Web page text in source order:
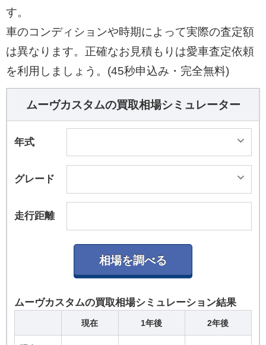
す。
車のコンディションや時期によって実際の査定額
は異なります。正確なお見積もりは愛車査定依頼
を利用しましょう。(45秒申込み・完全無料)
ムーヴカスタムの買取相場シミュレーター
年式
グレード
走行距離
ムーヴカスタムの買取相場シミュレーション結果
現在 1年後 2年後